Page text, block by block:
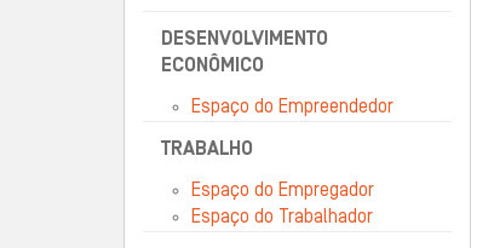
DESENVOLVIMENTO
ECONÔMICO
Espaço do Empreendedor
TRABALHO
Espaço do Empregador
Espaço do Trabalhador